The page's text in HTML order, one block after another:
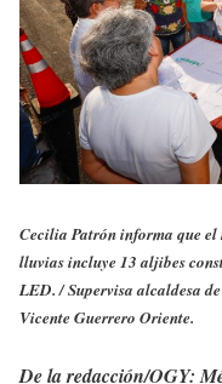
Cecilia Patrón informa que el
lluvias incluye 13 aljibes
LED. /Supervisa alcaldesa
Vicente Guerrero Oriente.
De la redacción/OGY: